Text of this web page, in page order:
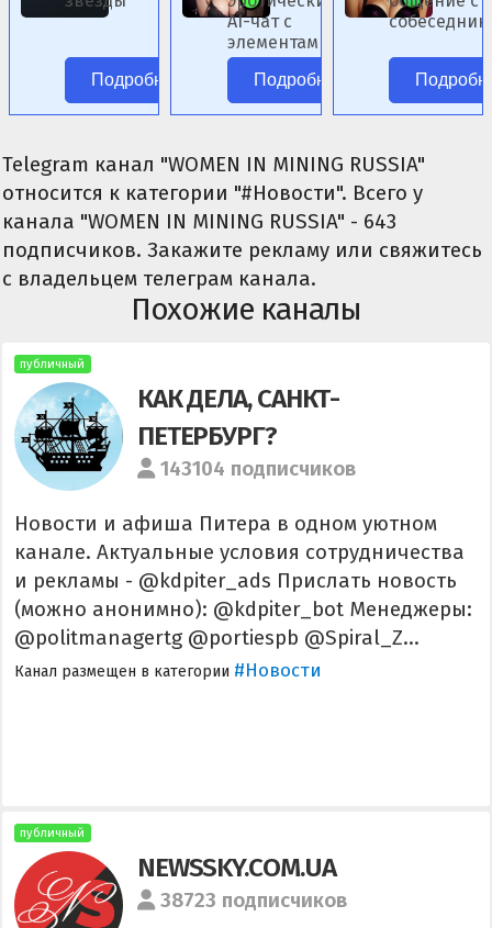
Подробнее
AI-чат с
элементами
фэнтези.
Подробнее
Telegram канал "WOMEN IN MINING RUSSIA"
относится к категории "#Новости". Всего у
канала "WOMEN IN MINING RUSSIA" - 643
подписчиков. Закажите рекламу или свяжитесь
с владельцем телеграм канала.
Похожие каналы
публичный
КАК ДЕЛА, САНКТ-
ПЕТЕРБУРГ?
143104 подписчиков
Новости и афиша Питера в одном уютном
канале. Актуальные условия сотрудничества
и рекламы - @kdpiter_ads Прислать новость
(можно анонимно): @kdpiter_bot Менеджеры:
@politmanagertg @portiespb @Spiral_Z...
Канал размещен в категории #Новости
публичный
NEWSSKY.COM.UA
38723 подписчиков